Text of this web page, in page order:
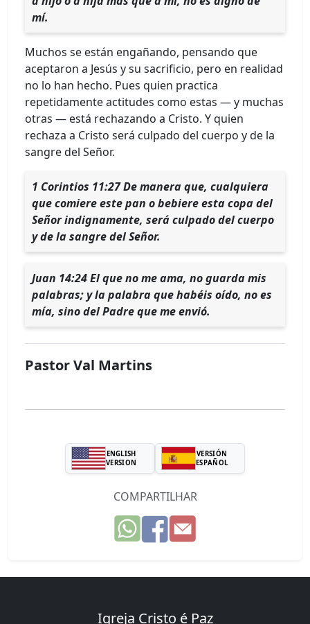
mí.
Muchos se están engañando, pensando que
aceptaron a Jesús y su sacrificio, pero en realidad
no lo han hecho. Pues quien practica
repetidamente actitudes como estas — y muchas
otras — está rechazando a Cristo. Y quien
rechaza a Cristo será culpado del cuerpo y de la
sangre del Señor.
1 Corintios 11:27 De manera que, cualquiera
que comiere este pan o bebiere esta copa del
Señor indignamente, será culpado del cuerpo
y de la sangre del Señor.
Juan 14:24 El que no me ama, no guarda mis
palabras; y la palabra que habéis oído, no es
mía, sino del Padre que me envió.
Pastor Val Martins
ENGLISH
VERSION
VERSIÓN
ESPAÑOL
COMPARTILHAR
Igreja Cristo é Paz